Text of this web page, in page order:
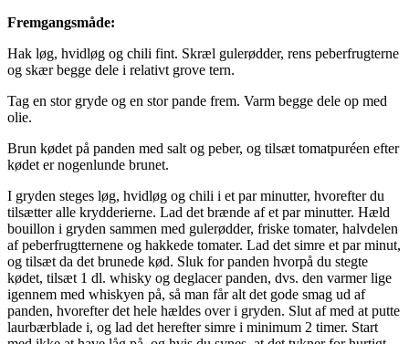
Fremgangsmåde:
Hak løg, hvidløg og chili fint. Skræl gulerødder, rens peberfrugterne
og skær begge dele i relativt grove tern.
Tag en stor gryde og en stor pande frem. Varm begge dele op med
olie.
Brun kødet på panden med salt og peber, og tilsæt tomatpuréen efter
kødet er nogenlunde brunet.
I gryden steges løg, hvidløg og chili i et par minutter, hvorefter du
tilsætter alle krydderierne. Lad det brænde af et par minutter. Hæld
bouillon i gryden sammen med gulerødder, friske tomater, halvdelen
af peberfrugtternene og hakkede tomater. Lad det simre et par minut,
og tilsæt da det brunede kød. Sluk for panden hvorpå du stegte
kødet, tilsæt 1 dl. whisky og deglacer panden, dvs. den varmer lige
igennem med whiskyen på, så man får alt det gode smag ud af
panden, hvorefter det hele hældes over i gryden. Slut af med at putte
laurbærblade i, og lad det herefter simre i minimum 2 timer. Start